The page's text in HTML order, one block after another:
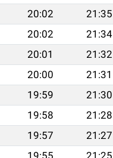
20:02
21:35
20:02
21:34
20:01
21:32
20:00
21:31
19:59
21:30
19:58
21:28
19:57
21:27
19:55
21:25